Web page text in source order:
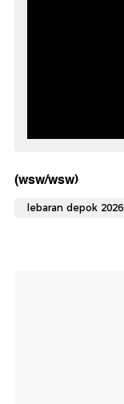
(wsw/wsw)
lebaran depok 2026